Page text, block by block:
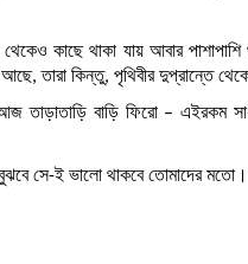
কাছে থাকা যায় আবার পাশাপাশি
তারা কিন্তু, পৃথিবীর দুপ্রান্তে
বাড়ি ফিরো – এইরকম
সে-ই ভালো থাকবে তোমাদের